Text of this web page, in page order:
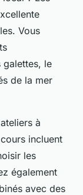
Vous
galettes, le
de la mer
à
incluent
les
également
avec des